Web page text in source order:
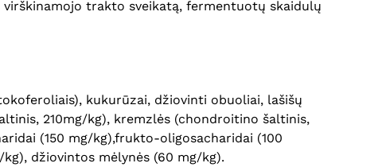
trakto sveikatą, fermentuotų skaidulų
kukurūzai, džiovinti obuoliai, lašišų
210mg/kg), kremzlės (chondroitino šaltinis,
(150 mg/kg),frukto-oligosacharidai (100
džiovintos mėlynės (60 mg/kg).